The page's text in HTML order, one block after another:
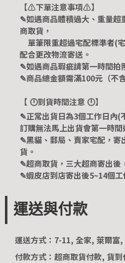
【⚠️下單注意事項⚠️】
✎如遇商品體積過大、重量超
商取貨，
單筆限重超過宅配標準者(
配合更改物流寄送。
✎如遇商品瑕疵請第一時間拍
✎商品總金額需滿100元（不
【 🕛到貨時間注意 🕛】
✎正常出貨日為3個工作日內(
訂購無法馬上出貨會第一時間
✎黑貓、郵局、賣家宅配，寄
貨。
✎超商取貨，三大超商寄出後
✎蝦皮店到店寄出後5~14個
運送與付款
運送方式：7-11, 全家, 萊爾富
付款方式：超商取貨付款, 貨